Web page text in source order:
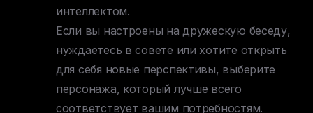
интеллектом.
Если вы настроены на дружескую беседу,
нуждаетесь в совете или хотите открыть
для себя новые перспективы, выберите
персонажа, который лучше всего
соответствует вашим потребностям.